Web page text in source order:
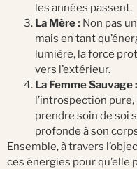
les années passent.
La Mère : Non pas
mais en tant
lumière, la force
vers l’extérieur.
La Femme Sauvage :
l’introspection
prendre soin de soi
profonde à son
Ensemble, à travers
ces énergies pour qu’elle